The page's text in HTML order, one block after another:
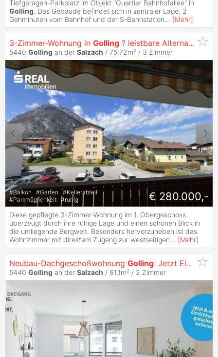
Tiefgaragen-Parkplatz im Objekt "Quartier Bahnhofallee" in
Golling. Das Gebäude befindet sich in zentraler Lage, 2
Gehminuten vom Bahnhof und der S-Bahnstation... [Mehr]
3-Zimmer-Wohnung in Golling ? leistbare Alternative zum Neubau
5440 Golling an der Salzach / 75,72m² / 3 Zimmer
#Balkon #Garten #Kellerabteil
#Parkmöglichkeit #ruhig € 280.000,-
Diese gepflegte 3-Zimmer-Wohnung im 1. Obergeschoss
überzeugt durch ihre ruhige Lage und einen schönen Blick in
die umliegende Bergwelt. Besonders hervorzuheben ist das
Wohnzimmer mit direktem Zugang zur westseitigen... [Mehr]
Neubau-Dachgeschoßwohnung Golling: Jetzt Einrichtungsgutschein EUR 8.000,- und Wohnbauförderung sichern!
5440 Golling an der Salzach / 61,1m² / 2 Zimmer